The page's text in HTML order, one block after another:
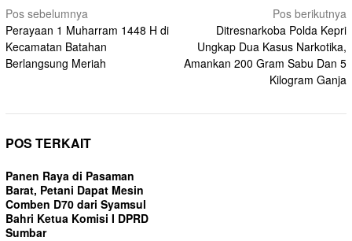
Navigasi
pos
Pos sebelumnya
Perayaan 1 Muharram 1448 H di
Kecamatan Batahan
Berlangsung Meriah
Pos berikutnya
Ditresnarkoba Polda Kepri
Ungkap Dua Kasus Narkotika,
Amankan 200 Gram Sabu Dan 5
Kilogram Ganja
POS TERKAIT
Panen Raya di Pasaman
Barat, Petani Dapat Mesin
Comben D70 dari Syamsul
Bahri Ketua Komisi I DPRD
Sumbar